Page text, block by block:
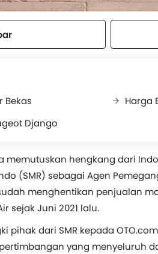
Bekas
Harga
Django
memutuskan hengkang dari
(SMR) sebagai Agen
menghentikan penjualan
sejak Juni 2021 lalu.
pihak dari SMR kepada
yang menyeluruh